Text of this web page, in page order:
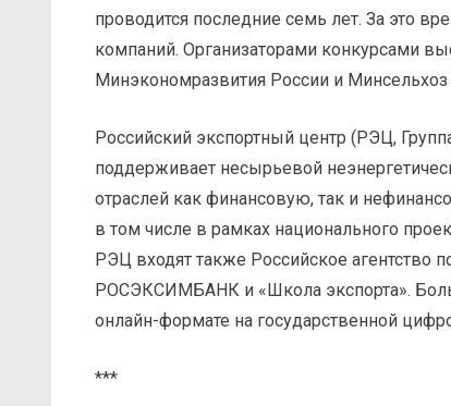
проводится последние семь лет. За это
компаний. Организаторами конкурсами
Минэкономразвития России и Минсельхоз
Российский экспортный центр (РЭЦ,
поддерживает несырьевой
отраслей как финансовую, так и
в том числе в рамках национального
РЭЦ входят также Российское агентство
РОСЭКСИМБАНК и «Школа экспорта».
онлайн-формате на государственной
***